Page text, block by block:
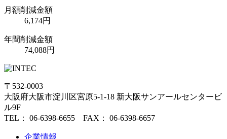
月額削減金額
6,174円
年間削減金額
74,088円
〒532-0003
大阪府大阪市淀川区宮原5-1-18 新大阪サンアールセンタービ
ル9F
TEL： 06-6398-6655 FAX： 06-6398-6657
企業情報